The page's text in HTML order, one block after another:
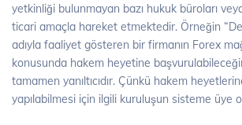
yetkinliği bulunmayan bazı hukuk büroları
ticari amaçla hareket etmektedir. Örneğin
adıyla faaliyet gösteren bir firmanın Forex
konusunda hakem heyetine
tamamen yanıltıcıdır. Çünkü hakem
yapılabilmesi için ilgili kuruluşun sisteme üye